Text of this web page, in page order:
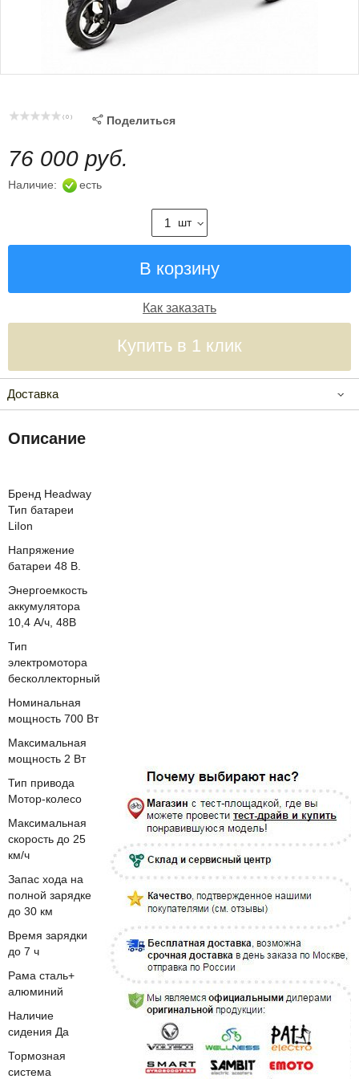
( 0 )  Поделиться
76 000 руб.
Наличие: есть
шт
Как заказать
Купить в 1 клик
Доставка
Описание
Бренд Headway
Тип батареи
LiIon
Напряжение
батареи 48 В.
Энергоемкость
аккумулятора
10,4 А/ч, 48В
Тип
электромотора
бесколлекторный
Номинальная
мощность 700 Вт
Максимальная
мощность 2 Вт
Тип привода
Мотор-колесо
Максимальная
скорость до 25
км/ч
Запас хода на
полной зарядке
до 30 км
Время зарядки
до 7 ч
Рама сталь+
алюминий
Наличие
сидения Да
Тормозная
система